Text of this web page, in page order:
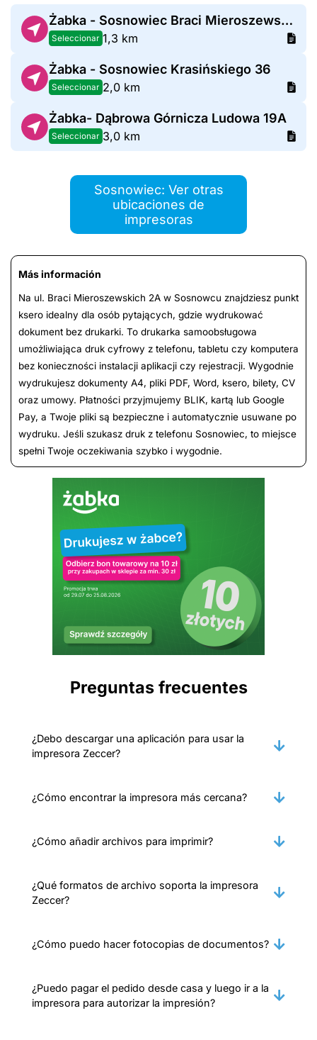
Żabka - Sosnowiec Braci Mieroszewskich 57D
Seleccionar 1,3 km
Żabka - Sosnowiec Krasińskiego 36
Seleccionar 2,0 km
Żabka- Dąbrowa Górnicza Ludowa 19A
Seleccionar 3,0 km
Sosnowiec: Ver otras
ubicaciones de
impresoras
Más información
Na ul. Braci Mieroszewskich 2A w Sosnowcu znajdziesz punkt
ksero idealny dla osób pytających, gdzie wydrukować
dokument bez drukarki. To drukarka samoobsługowa
umożliwiająca druk cyfrowy z telefonu, tabletu czy komputera
bez konieczności instalacji aplikacji czy rejestracji. Wygodnie
wydrukujesz dokumenty A4, pliki PDF, Word, ksero, bilety, CV
oraz umowy. Płatności przyjmujemy BLIK, kartą lub Google
Pay, a Twoje pliki są bezpieczne i automatycznie usuwane po
wydruku. Jeśli szukasz druk z telefonu Sosnowiec, to miejsce
spełni Twoje oczekiwania szybko i wygodnie.
Preguntas frecuentes
¿Debo descargar una aplicación para usar la
impresora Zeccer?
¿Cómo encontrar la impresora más cercana?
¿Cómo añadir archivos para imprimir?
¿Qué formatos de archivo soporta la impresora
Zeccer?
¿Cómo puedo hacer fotocopias de documentos?
¿Puedo pagar el pedido desde casa y luego ir a la
impresora para autorizar la impresión?